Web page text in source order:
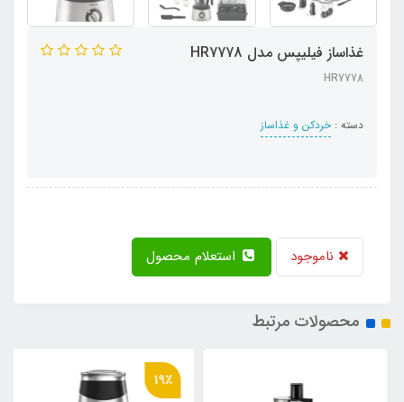
غذاساز فیلیپس مدل HR7778
HR7778
دسته : خردکن و غذاساز
ناموجود
محصولات مرتبط
19٪